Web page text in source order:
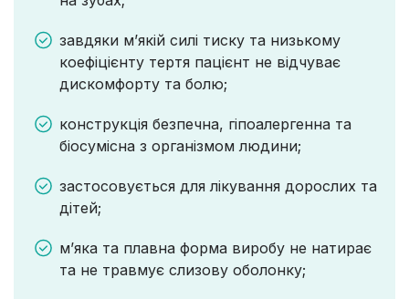
завдяки м’якій силі тиску та низькому
коефіцієнту тертя пацієнт не відчуває
дискомфорту та болю;
конструкція безпечна, гіпоалергенна та
біосумісна з організмом людини;
застосовується для лікування дорослих та
дітей;
м’яка та плавна форма виробу не натирає
та не травмує слизову оболонку;